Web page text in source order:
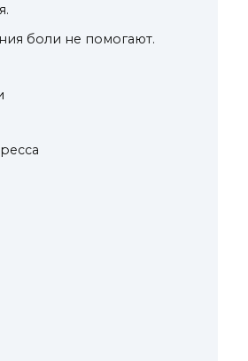
боли не помогают.